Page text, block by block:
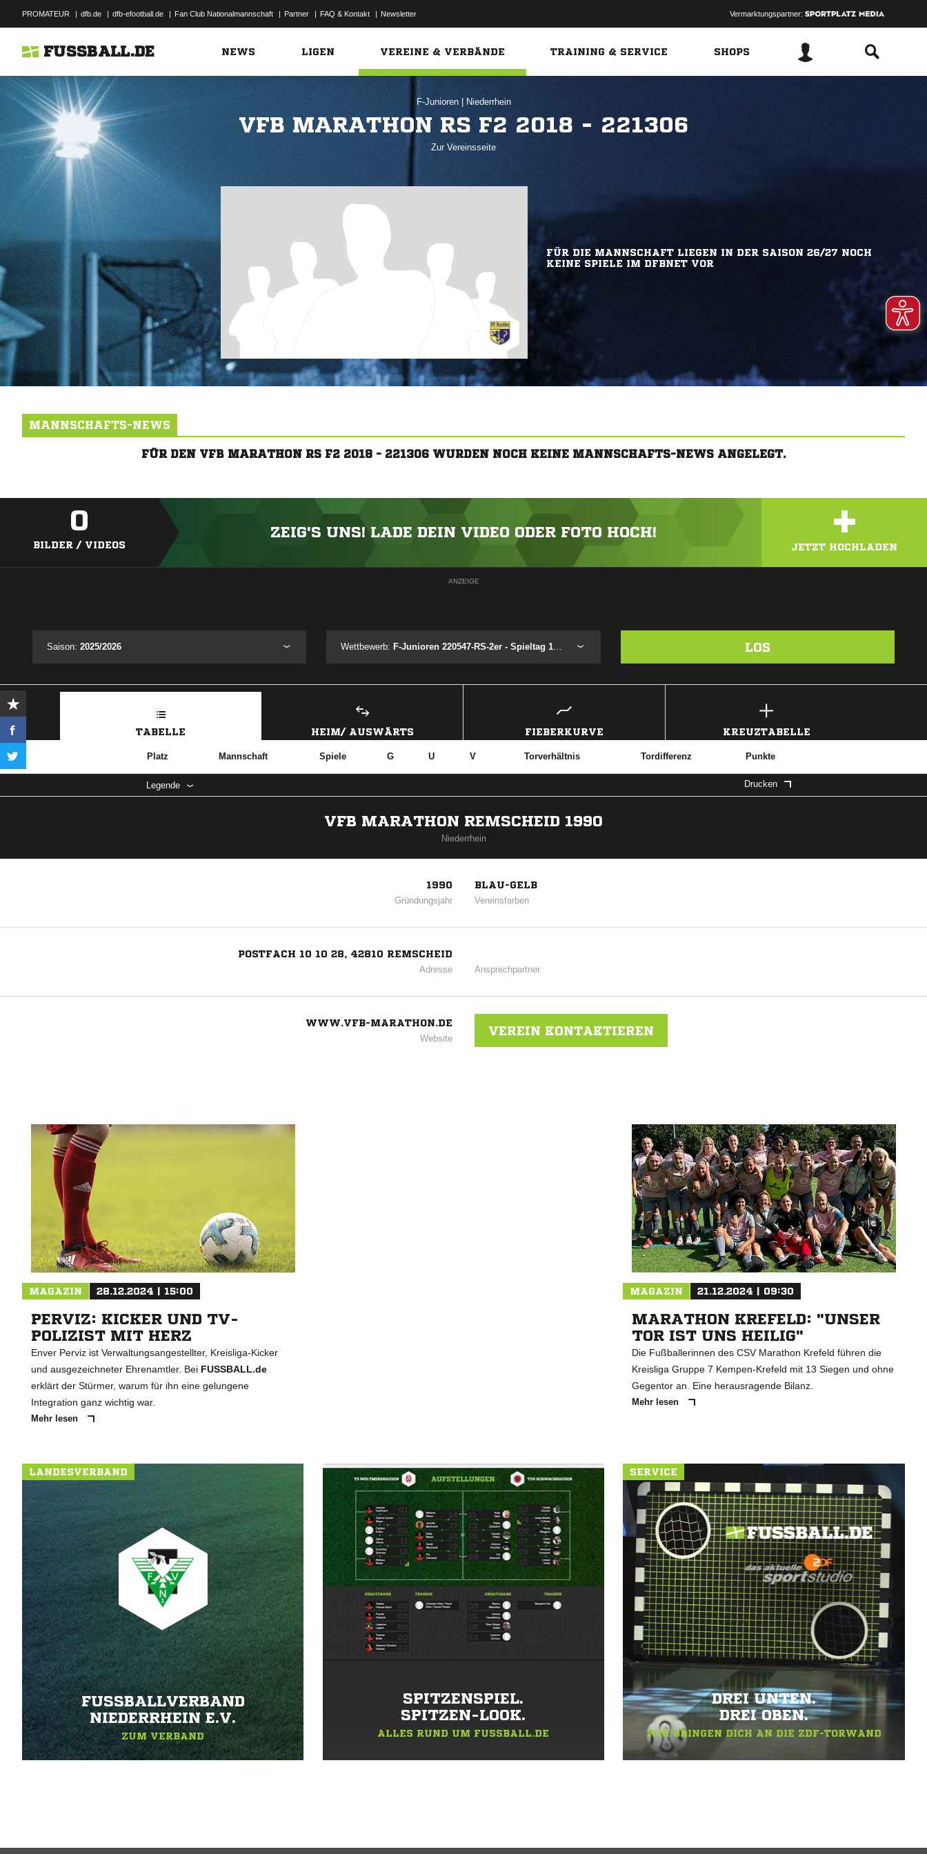
PROMATEUR | dfb.de | dfb-efootball.de | Fan Club Nationalmannschaft | Partner | FAQ & Kontakt | Newsletter Vermarktungspartner:
FUSSBALL.DE NEWS LIGEN VEREINE & VERBÄNDE TRAINING & SERVICE SHOPS
F-Junioren Niederrhein
VFB MARATHON RS F2 2018 - 221306
Zur Vereinsseite
FÜR DIE MANNSCHAFT LIEGEN IN DER SAISON 26/27 NOCH
KEINE SPIELE IM DFBNET VOR
MANNSCHAFTS-NEWS
FÜR DEN VFB MARATHON RS F2 2018 - 221306 WURDEN NOCH KEINE MANNSCHAFTS-NEWS ANGELEGT.
0
BILDER / VIDEOS
ZEIG'S UNS! LADE DEIN VIDEO ODER FOTO HOCH! +
JETZT HOCHLADEN
ANZEIGE
Saison: 2025/2026 Wettbewerb: F-Junioren 220547-RS-2er - Spieltag 1 - Festival 1.6 LOS
TABELLE HEIM/ AUSWÄRTS FIEBERKURVE KREUZTABELLE
Platz Mannschaft Spiele G U V Torverhältnis Tordifferenz Punkte
Legende Drucken
VFB MARATHON REMSCHEID 1990
Niederrhein
1990
Gründungsjahr
BLAU-GELB
Vereinsfarben
POSTFACH 10 10 28, 42810 REMSCHEID
Adresse Ansprechpartner
WWW.VFB-MARATHON.DE
Website
VEREIN KONTAKTIEREN
MAGAZIN 28.12.2024 | 15:00
PERVIZ: KICKER UND TV-
POLIZIST MIT HERZ
Enver Perviz ist Verwaltungsangestellter, Kreisliga-Kicker
und ausgezeichneter Ehrenamtler. Bei FUSSBALL.de
erklärt der Stürmer, warum für ihn eine gelungene
Integration ganz wichtig war.
Mehr lesen
MAGAZIN 21.12.2024 | 09:30
MARATHON KREFELD: "UNSER
TOR IST UNS HEILIG"
Die Fußballerinnen des CSV Marathon Krefeld führen die
Kreisliga Gruppe 7 Kempen-Krefeld mit 13 Siegen und ohne
Gegentor an. Eine herausragende Bilanz.
Mehr lesen
LANDESVERBAND
FUSSBALLVERBAND N
IEDERRHEIN E.V.
ZUM VERBAND
SPITZENSPIEL.
SPITZEN-LOOK.
ALLES RUND UM FUSSBALL.DE
SERVICE
DREI UNTEN.
DREI OBEN.
WIR BRINGEN DICH AN DIE ZDF-TORWAND